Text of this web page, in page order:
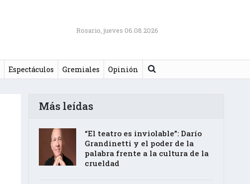
Rosario, jueves 06.08.2026
Espectáculos Gremiales Opinión Buscar
Más leídas
“El teatro es inviolable”: Darío
Grandinetti y el poder de la
palabra frente a la cultura de la
crueldad